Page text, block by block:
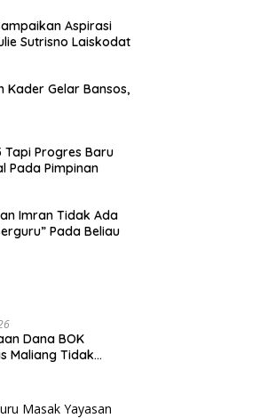
Aspirasi
Julie Sutrisno Laiskodat
Tapi Progres Baru
Pada Pimpinan
Imran Tidak Ada
Pada Beliau
Dana BOK
Maliang Tidak